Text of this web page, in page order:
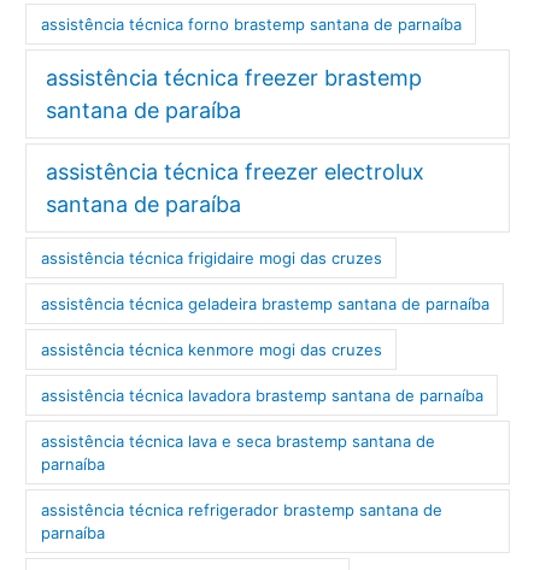
assistência técnica forno brastemp santana de parnaíba
assistência técnica freezer brastemp
santana de paraíba
assistência técnica freezer electrolux
santana de paraíba
assistência técnica frigidaire mogi das cruzes
assistência técnica geladeira brastemp santana de parnaíba
assistência técnica kenmore mogi das cruzes
assistência técnica lavadora brastemp santana de parnaíba
assistência técnica lava e seca brastemp santana de
parnaíba
assistência técnica refrigerador brastemp santana de
parnaíba